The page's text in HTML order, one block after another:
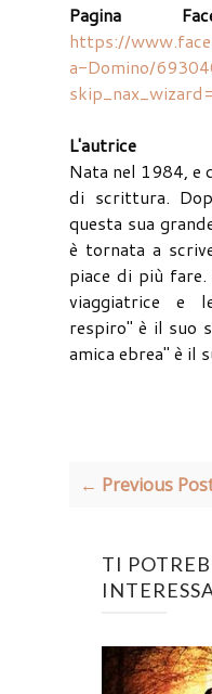
Pagina
https://
a-Domino/
L'autrice
Nata nel 1984, e
di scrittura.
questa sua
è tornata a
piace di più fare.
viaggiatrice e
respiro" è il suo
amica ebrea" è il
← Previous
TI